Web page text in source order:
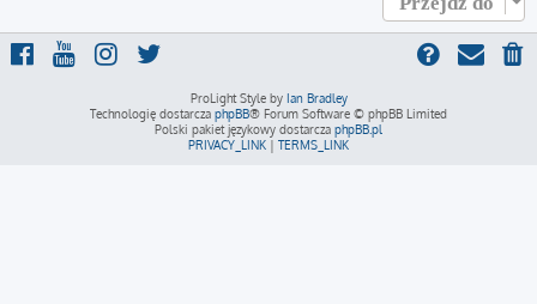
ProLight Style by Ian Bradley
Technologię dostarcza phpBB® Forum Software © phpBB Limited
Polski pakiet językowy dostarcza phpBB.pl
PRIVACY_LINK | TERMS_LINK